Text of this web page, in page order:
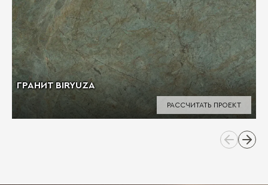
ГРАНИТ BIRYUZA
РАССЧИТАТЬ ПРОЕКТ